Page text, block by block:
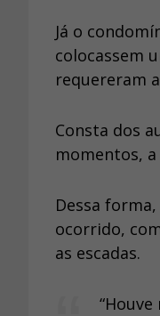
Já o
colocassem
requereram
Consta dos
momentos, a
Dessa
ocorrido,
as escadas.